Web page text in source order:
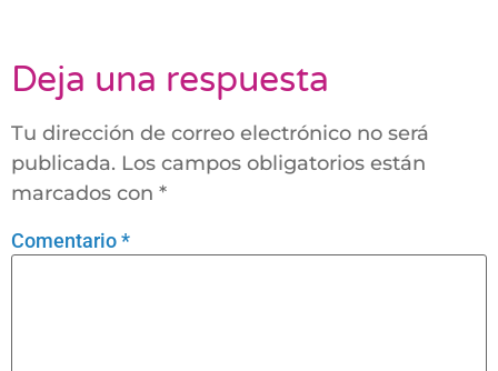
Deja una respuesta
Tu dirección de correo electrónico no será
publicada. Los campos obligatorios están
marcados con *
Comentario*